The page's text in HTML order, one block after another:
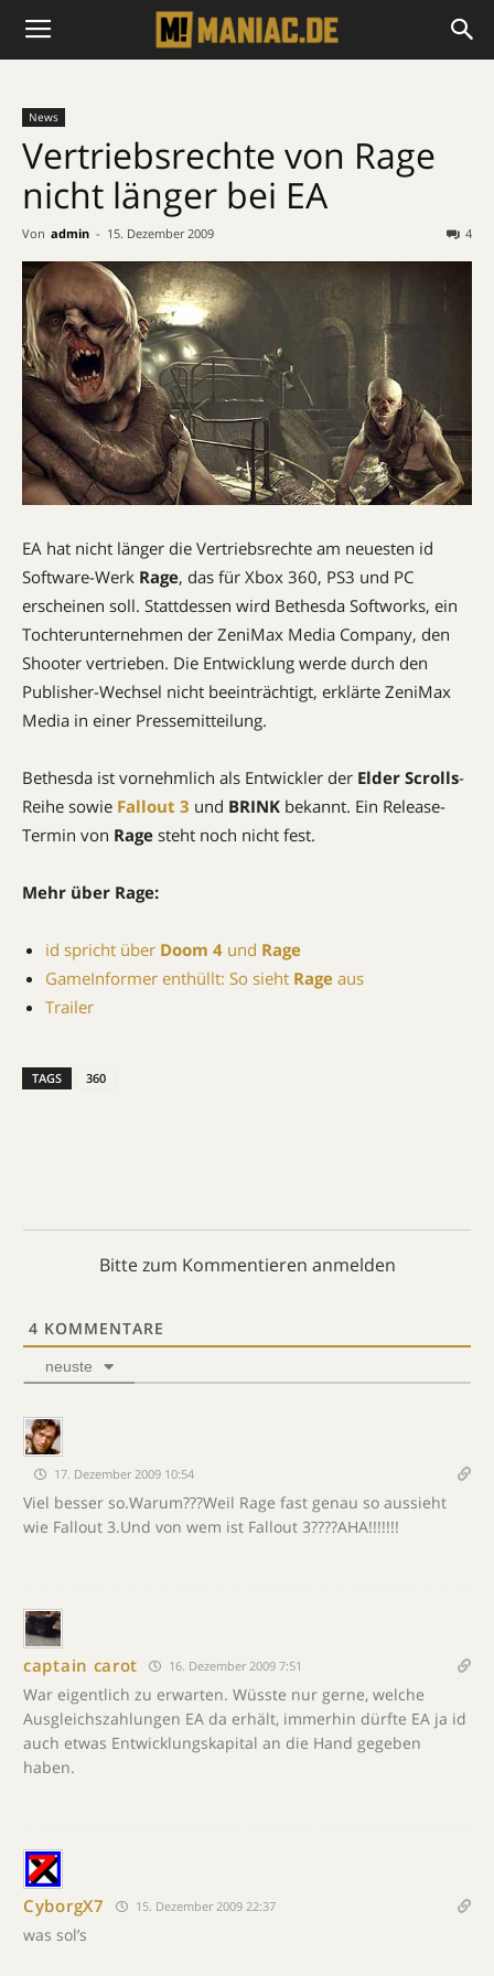
News
Vertriebsrechte von Rage
nicht länger bei EA
Von admin - 15. Dezember 2009 4
EA hat nicht länger die Vertriebsrechte am neuesten id
Software-Werk Rage, das für Xbox 360, PS3 und PC
erscheinen soll. Stattdessen wird Bethesda Softworks, ein
Tochterunternehmen der ZeniMax Media Company, den
Shooter vertrieben. Die Entwicklung werde durch den
Publisher-Wechsel nicht beeinträchtigt, erklärte ZeniMax
Media in einer Pressemitteilung.
Bethesda ist vornehmlich als Entwickler der Elder Scrolls-
Reihe sowie Fallout 3 und BRINK bekannt. Ein Release-
Termin von Rage steht noch nicht fest.
Mehr über Rage:
id spricht über Doom 4 und Rage
GameInformer enthüllt: So sieht Rage aus
Trailer
TAGS 360
Bitte zum Kommentieren anmelden
4 KOMMENTARE
neuste
17. Dezember 2009 10:54
Viel besser so.Warum???Weil Rage fast genau so aussieht
wie Fallout 3.Und von wem ist Fallout 3????AHA!!!!!!!
captain carot 16. Dezember 2009 7:51
War eigentlich zu erwarten. Wüsste nur gerne, welche
Ausgleichszahlungen EA da erhält, immerhin dürfte EA ja id
auch etwas Entwicklungskapital an die Hand gegeben
haben.
CyborgX7 15. Dezember 2009 22:37
was sol’s